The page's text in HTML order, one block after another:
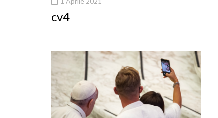
cv4